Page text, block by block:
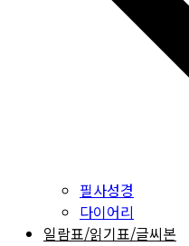
필사성경
다이어리
일람표/읽기표/글씨본